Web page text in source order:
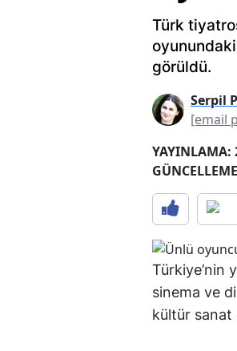
Türk
görüldü.
Serpil
[email
YAYINLAMA:
Türkiye’nin
sinema ve
kültür sanat